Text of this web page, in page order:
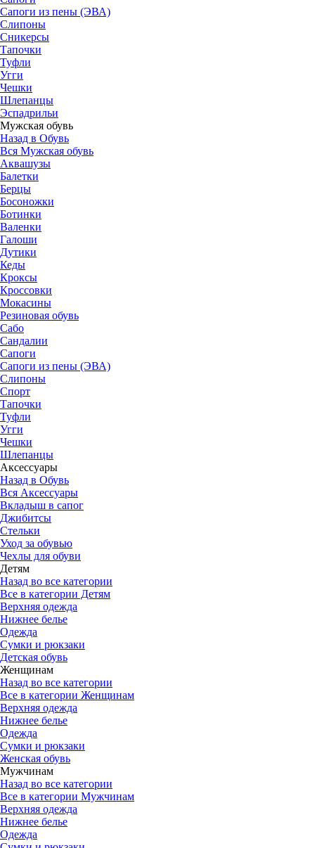
Сапоги из пены (ЭВА)
Слипоны
Сникерсы
Тапочки
Туфли
Угги
Чешки
Шлепанцы
Эспадрильи
Мужская обувь
Назад в Обувь
Вся Мужская обувь
Аквашузы
Балетки
Берцы
Босоножки
Ботинки
Валенки
Галоши
Дутики
Кеды
Кроксы
Кроссовки
Мокасины
Резиновая обувь
Сабо
Сандалии
Сапоги
Сапоги из пены (ЭВА)
Слипоны
Спорт
Тапочки
Туфли
Угги
Чешки
Шлепанцы
Аксессуары
Назад в Обувь
Вся Аксессуары
Вкладыш в сапог
Джибитсы
Стельки
Уход за обувью
Чехлы для обуви
Детям
Назад во все категории
Все в категории Детям
Верхняя одежда
Нижнее белье
Одежда
Сумки и рюкзаки
Детская обувь
Женщинам
Назад во все категории
Все в категории Женщинам
Верхняя одежда
Нижнее белье
Одежда
Сумки и рюкзаки
Женская обувь
Мужчинам
Назад во все категории
Все в категории Мужчинам
Верхняя одежда
Нижнее белье
Одежда